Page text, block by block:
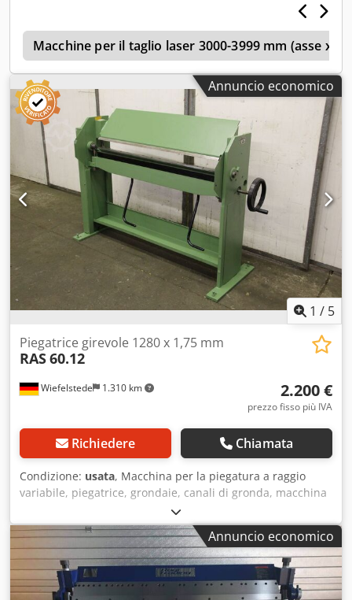
ammortizzatori nella barra superiore e nella barra di
piegatura • in ottime condizioni tecniche • in ottimo stato
estetico • Disponibile immediatamente senza tempi di
consegna • Peso: ca. 500 kg Crjdpfx Asy Dz Sioflef Visione e
prova su richiesta.
Macchine per il taglio laser 3000-3999 mm (asse x)
Annuncio economico
1 / 5
Wiefelstede 1.310 km
Piegatrice girevole 1280 x 1,75 mm
RAS60.12
2.200 €
prezzo fisso più IVA
Richiedere Chiamata
Condizione: usata, Macchina per la piegatura a raggio
variabile, piegatrice, grondaie, canali di gronda, macchina
per la sagomatura di bordi, macchina per la profilatura di
bordi - Larghezza massima di lavoro: 1280 mm - Spessore
massimo della lamiera: 1,75 mm Crsdpfx Afody Rhdeljf -
Apertura: 180 mm - Bloccaggio tramite: vite senza fine -
Angolo di piegatura regolabile tramite: fermo - Dimensioni:
1850/600/A1240 mm - Peso: 380 kg
Annuncio economico